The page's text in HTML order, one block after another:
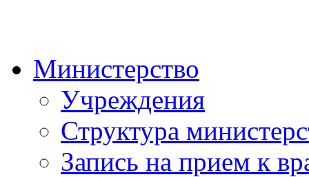
Министерство
Учреждения
Структура
Запись на прием к